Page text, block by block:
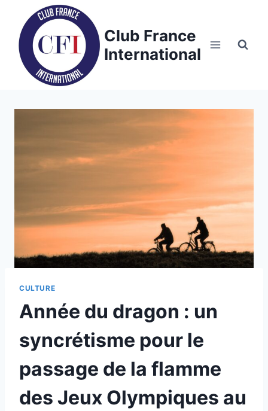
content
Club France
International
CULTURE
Année du dragon : un
syncrétisme pour le
passage de la flamme
des Jeux Olympiques au